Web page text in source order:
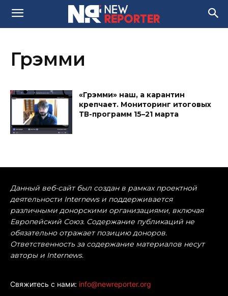
Грэмми
«Грэмми» наш, а карантин
крепчает. Мониторинг итоговых
ТВ-программ 15–21 марта
Данный веб-сайт был создан в рамках проектной
деятельности Internews и поддерживается
различными донорскими организациями, включая
Европейский Союз. Содержание публикаций не
обязательно отражает позицию доноров.
Ответственность за содержание материалов несут
авторы и Internews.
Свяжитесь с нами: info@newreporter.org